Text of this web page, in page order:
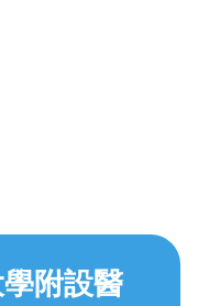
附設醫